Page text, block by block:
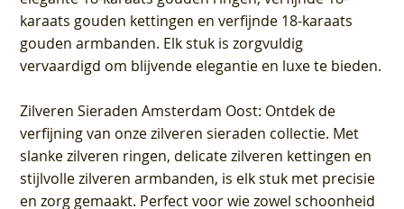
karaats gouden kettingen en verfijnde 18-karaats
gouden armbanden. Elk stuk is zorgvuldig
vervaardigd om blijvende elegantie en luxe te bieden.
Zilveren Sieraden Amsterdam Oost: Ontdek de
verfijning van onze zilveren sieraden collectie. Met
slanke zilveren ringen, delicate zilveren kettingen en
stijlvolle zilveren armbanden, is elk stuk met precisie
en zorg gemaakt. Perfect voor wie zowel schoonheid